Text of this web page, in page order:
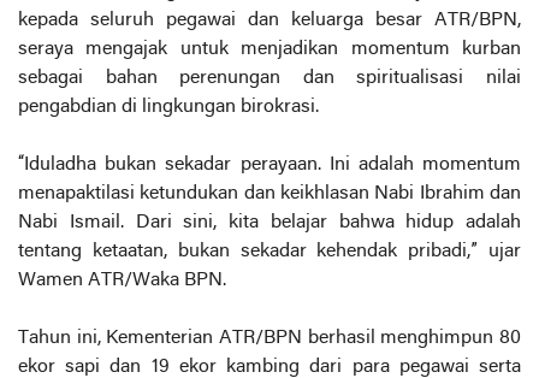
kepada seluruh pegawai dan keluarga besar ATR/BPN,
seraya mengajak untuk menjadikan momentum kurban
sebagai bahan perenungan dan spiritualisasi nilai
pengabdian di lingkungan birokrasi.
“Iduladha bukan sekadar perayaan. Ini adalah momentum
menapaktilasi ketundukan dan keikhlasan Nabi Ibrahim dan
Nabi Ismail. Dari sini, kita belajar bahwa hidup adalah
tentang ketaatan, bukan sekadar kehendak pribadi,” ujar
Wamen ATR/Waka BPN.
Tahun ini, Kementerian ATR/BPN berhasil menghimpun 80
ekor sapi dan 19 ekor kambing dari para pegawai serta